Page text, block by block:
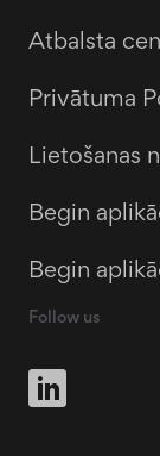
Atbalsta
Privātuma
Lietošanas
Begin
Begin
Follow us